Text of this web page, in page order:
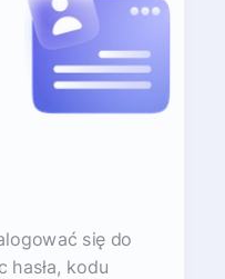
się do
hasła, kodu